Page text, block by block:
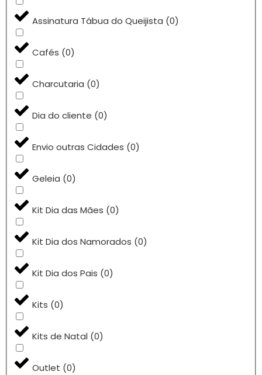
Assinatura Tábua do Queijista (0)
Cafés (0)
Charcutaria (0)
Dia do cliente (0)
Envio outras Cidades (0)
Geleia (0)
Kit Dia das Mães (0)
Kit Dia dos Namorados (0)
Kit Dia dos Pais (0)
Kits (0)
Kits de Natal (0)
Outlet (0)